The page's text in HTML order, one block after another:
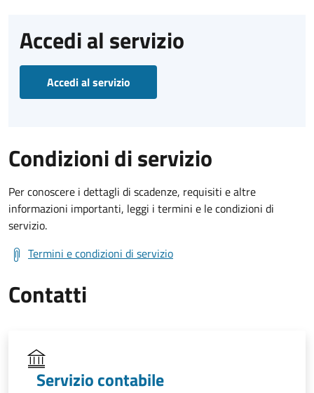
Accedi al servizio
Accedi al servizio
Condizioni di servizio
Per conoscere i dettagli di scadenze, requisiti e altre
informazioni importanti, leggi i termini e le condizioni di
servizio.
Termini e condizioni di servizio
Contatti
Servizio contabile